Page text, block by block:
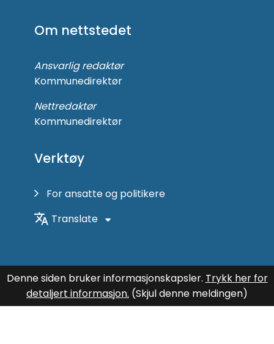
Facebook
Om nettstedet
Ansvarlig redaktør
Kommunedirektør
Nettredaktør
Kommunedirektør
Verktøy
For ansatte og politikere
Translate
Denne siden bruker informasjonskapsler. Trykk her for
detaljert informasjon. (Skjul denne meldingen)